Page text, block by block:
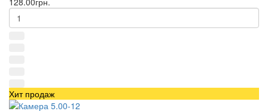
Хит продаж